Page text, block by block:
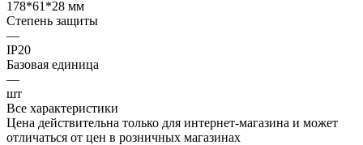
178*61*28 мм
Степень защиты
—
IP20
Базовая единица
—
шт
Все характеристики
Цена действительна только для интернет-магазина и может
отличаться от цен в розничных магазинах